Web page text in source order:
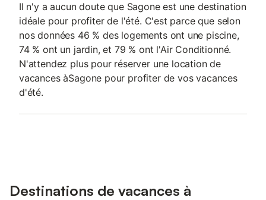
Il n'y a aucun doute que Sagone est une destination
idéale pour profiter de l'été. C'est parce que selon
nos données 46 % des logements ont une piscine,
74 % ont un jardin, et 79 % ont l'Air Conditionné.
N'attendez plus pour réserver une location de
vacances àSagone pour profiter de vos vacances
d'été.
Destinations de vacances à